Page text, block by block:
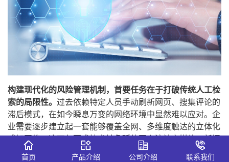
构建现代化的风险管理机制，首要任务在于打破传统人工检
索的局限性。 过去依赖特定人员手动刷新网页、搜集评论的
滞后模式，在如今瞬息万变的网络环境中显然难以应对。企
业需要逐步建立起一套能够覆盖全网、多维度触达的立体化
感知网络。这不仅要求技术触角延伸至主流社交媒体、新闻
门户、行业论坛等常规渠道，更需要深入到短视频、音频直
首页 产品介绍 公司介绍 联系我们